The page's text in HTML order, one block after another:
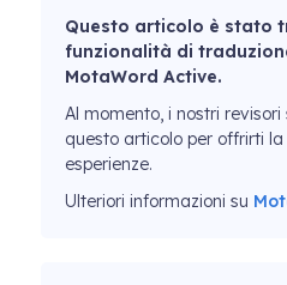
Questo articolo è stato
funzionalità di
MotaWord Active.
Al momento, i nostri
questo articolo per offrirti
esperienze.
Ulteriori informazioni su